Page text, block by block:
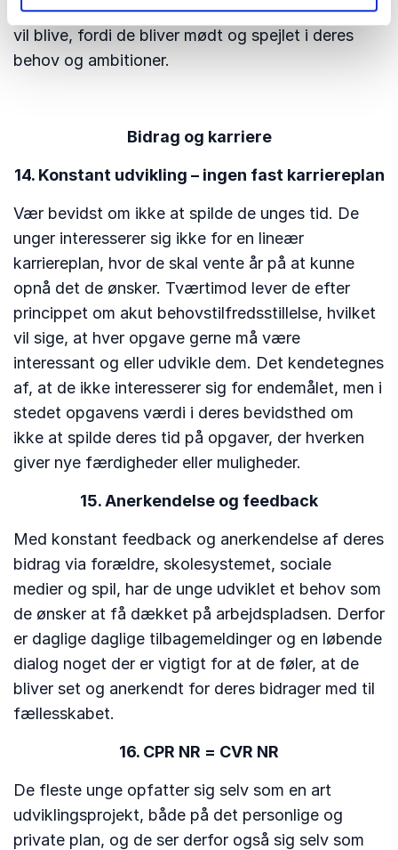
unge medarbejder, forstået som at de unge gerne
vil blive, fordi de bliver mødt og spejlet i deres
behov og ambitioner.
Bidrag og karriere
14. Konstant udvikling – ingen fast karriereplan
Vær bevidst om ikke at spilde de unges tid. De
unger interesserer sig ikke for en lineær
karriereplan, hvor de skal vente år på at kunne
opnå det de ønsker. Tværtimod lever de efter
princippet om akut behovstilfredsstillelse, hvilket
vil sige, at hver opgave gerne må være
interessant og eller udvikle dem. Det kendetegnes
af, at de ikke interesserer sig for endemålet, men i
stedet opgavens værdi i deres bevidsthed om
ikke at spilde deres tid på opgaver, der hverken
giver nye færdigheder eller muligheder.
15. Anerkendelse og feedback
Med konstant feedback og anerkendelse af deres
bidrag via forældre, skolesystemet, sociale
medier og spil, har de unge udviklet et behov som
de ønsker at få dækket på arbejdspladsen. Derfor
er daglige daglige tilbagemeldinger og en løbende
dialog noget der er vigtigt for at de føler, at de
bliver set og anerkendt for deres bidrager med til
fællesskabet.
16. CPR NR = CVR NR
De fleste unge opfatter sig selv som en art
udviklingsprojekt, både på det personlige og
private plan, og de ser derfor også sig selv som